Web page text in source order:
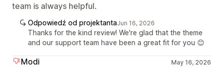
team is always helpful.
Odpowiedź od projektantaJun 16, 2026
Thanks for the kind review! We're glad that the theme
and our support team have been a great fit for you 😊
Modi May 16, 2026